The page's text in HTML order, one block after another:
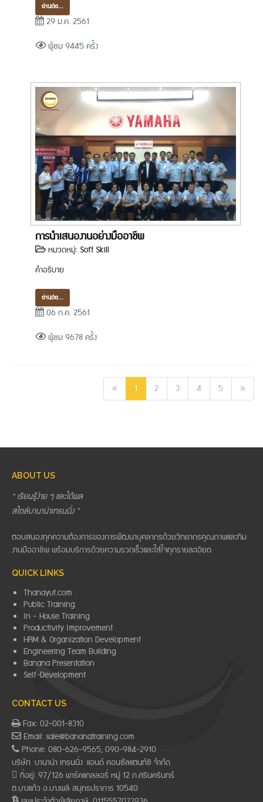
อ่านต่อ...
29 ม.ค. 2561
ผู้ชม 9445 ครั้ง
การนำเสนองานอย่างมืออาชีพ
หมวดหมู่: Soft Skill
คำอธิบาย
อ่านต่อ...
06 ก.ค. 2561
ผู้ชม 9678 ครั้ง
« 1 2 3 4 5 »
ABOUT US
“ เรียนรู้ง่าย ๆ และได้ผล
สไตล์บานาน่าเทรนนิ่ง ”
ตอบสนองทุกความต้องการของการพัฒนาบุคลากรด้วยวิทยากรคุณภาพและทีม
งานมืออาชีพ พร้อมบริการด้วยความรวดเร็วและใส่ใจทุกรายละเอียด
QUICK LINKS
Thanayut.com
Public Training
In – House Training
Productivity Improvement
HRM & Organization Development
Engineering Team Building
Banana Presentation
Self-Development
CONTACT US
Fax: 02-001-8310
Email: sale@bananatraining.com
Phone: 080-626-9565, 090-984-2910
บริษัท บานาน่า เทรนนิ่ง แอนด์ คอนซัลแตนท์ซี จำกัด
ที่อยู่: 97/126 พาร์คแกลลอรี่ หมู่ 12 ถ.ศรีนครินทร์
ต.บางแก้ว อ.บางพลี สมุทรปราการ 10540